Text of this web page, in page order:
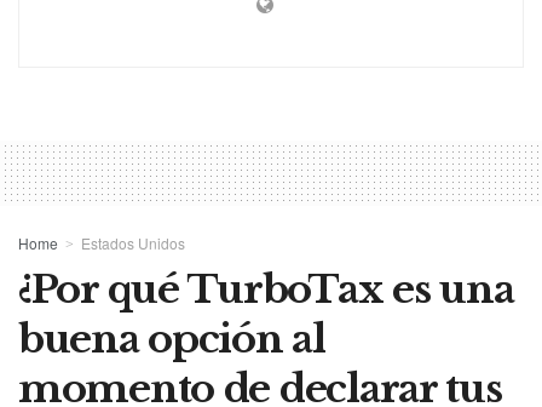
Home Estados Unidos
¿Por qué TurboTax es una
buena opción al
momento de declarar tus